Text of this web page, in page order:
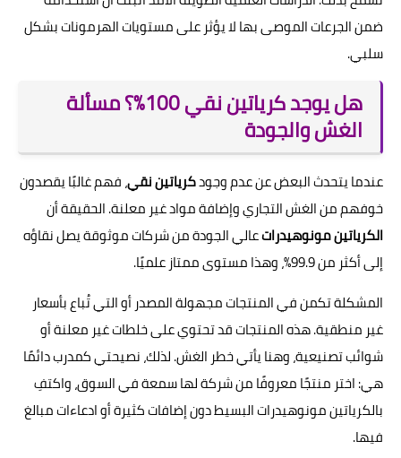
ضمن الجرعات الموصى بها لا يؤثر على مستويات الهرمونات بشكل
سلبي.
هل يوجد كرياتين نقي 100%؟ مسألة
الغش والجودة
عندما يتحدث البعض عن عدم وجودكرياتين نقي، فهم غالبًا يقصدون
خوفهم من الغش التجاري وإضافة مواد غير معلنة. الحقيقة أن
الكرياتين مونوهيدراتعالي الجودة من شركات موثوقة يصل نقاؤه
إلى أكثر من 99.9%، وهذا مستوى ممتاز علميًا.
المشكلة تكمن في المنتجات مجهولة المصدر أو التي تُباع بأسعار
غير منطقية. هذه المنتجات قد تحتوي على خلطات غير معلنة أو
شوائب تصنيعية، وهنا يأتي خطر الغش. لذلك، نصيحتي كمدرب دائمًا
هي: اختر منتجًا معروفًا من شركة لها سمعة في السوق، واكتفِ
بالكرياتين مونوهيدرات البسيط دون إضافات كثيرة أو ادعاءات مبالغ
فيها.